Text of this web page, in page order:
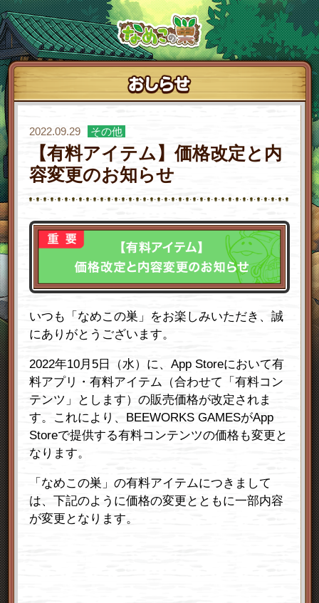
2022.09.29
【有料アイテム】価格改定と内
容変更のお知らせ
いつも「なめこの巣」をお楽しみいただき、誠
にありがとうございます。
2022年10月5日（水）に、App Storeにおいて有
料アプリ・有料アイテム（合わせて「有料コン
テンツ」とします）の販売価格が改定されま
す。これにより、BEEWORKS GAMESがApp
Storeで提供する有料コンテンツの価格も変更と
なります。
「なめこの巣」の有料アイテムにつきまして
は、下記のように価格の変更とともに一部内容
が変更となります。